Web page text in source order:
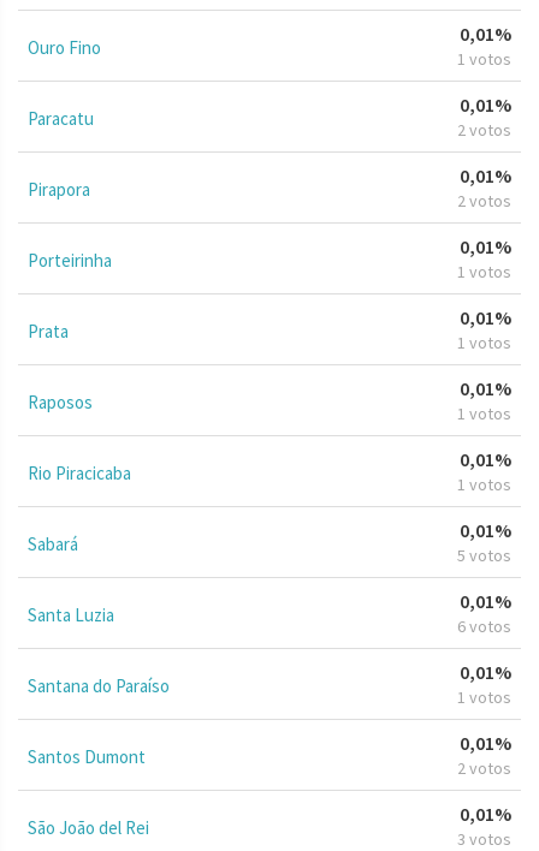
Ouro Fino
0,01%
1 votos
Paracatu
0,01%
2 votos
Pirapora
0,01%
2 votos
Porteirinha
0,01%
1 votos
Prata
0,01%
1 votos
Raposos
0,01%
1 votos
Rio Piracicaba
0,01%
1 votos
Sabará
0,01%
5 votos
Santa Luzia
0,01%
6 votos
Santana do Paraíso
0,01%
1 votos
Santos Dumont
0,01%
2 votos
São João del Rei
0,01%
3 votos